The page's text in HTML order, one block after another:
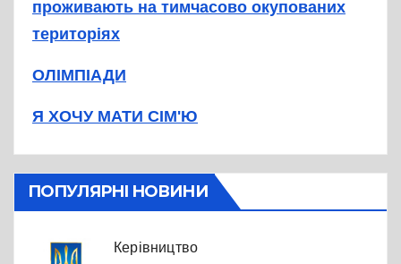
проживають на тимчасово окупованих
територіях
ОЛІМПІАДИ
Я ХОЧУ МАТИ СІМ'Ю
ПОПУЛЯРНІ НОВИНИ
Керівництво